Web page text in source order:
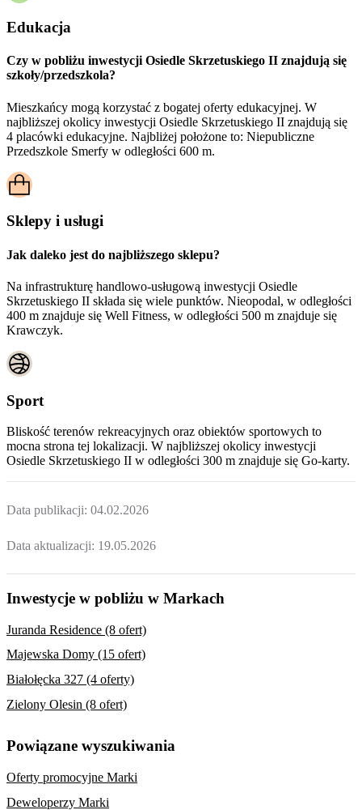
Edukacja
Czy w pobliżu inwestycji Osiedle Skrzetuskiego II znajdują się
szkoły/przedszkola?
Mieszkańcy mogą korzystać z bogatej oferty edukacyjnej. W
najbliższej okolicy inwestycji Osiedle Skrzetuskiego II znajdują się
4 placówki edukacyjne. Najbliżej położone to: Niepubliczne
Przedszkole Smerfy w odległości 600 m.
Sklepy i usługi
Jak daleko jest do najbliższego sklepu?
Na infrastrukturę handlowo-usługową inwestycji Osiedle
Skrzetuskiego II składa się wiele punktów. Nieopodal, w odległości
400 m znajduje się Well Fitness, w odległości 500 m znajduje się
Krawczyk.
Sport
Bliskość terenów rekreacyjnych oraz obiektów sportowych to
mocna strona tej lokalizacji. W najbliższej okolicy inwestycji
Osiedle Skrzetuskiego II w odległości 300 m znajduje się Go-karty.
Data publikacji: 04.02.2026
Data aktualizacji: 19.05.2026
Inwestycje w pobliżu w Markach
Juranda Residence (8 ofert)
Majewska Domy (15 ofert)
Białołęcka 327 (4 oferty)
Zielony Olesin (8 ofert)
Powiązane wyszukiwania
Oferty promocyjne Marki
Deweloperzy Marki